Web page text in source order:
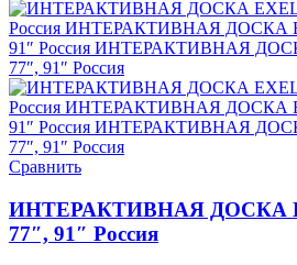
000 ₽
Сравнить
ИНТЕРАКТИВНАЯ ДОСКА
77″, 91″ Россия